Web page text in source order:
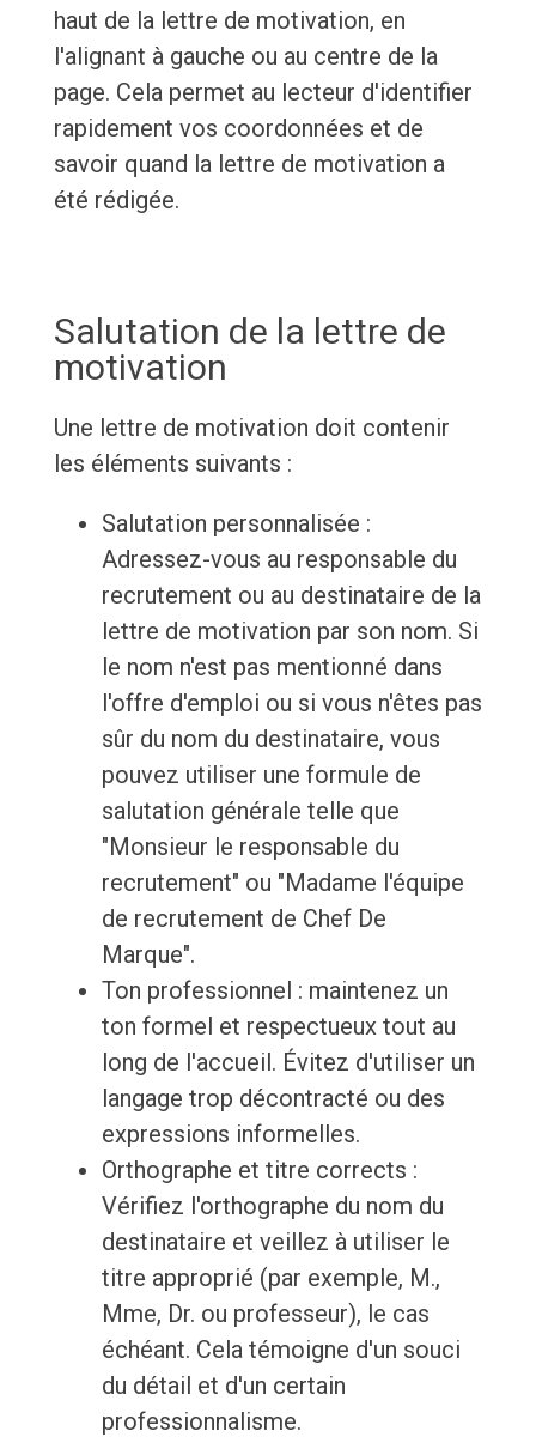
haut de la lettre de motivation, en
l'alignant à gauche ou au centre de la
page. Cela permet au lecteur d'identifier
rapidement vos coordonnées et de
savoir quand la lettre de motivation a
été rédigée.
Salutation de la lettre de
motivation
Une lettre de motivation doit contenir
les éléments suivants :
Salutation personnalisée :
Adressez-vous au responsable du
recrutement ou au destinataire de la
lettre de motivation par son nom. Si
le nom n'est pas mentionné dans
l'offre d'emploi ou si vous n'êtes pas
sûr du nom du destinataire, vous
pouvez utiliser une formule de
salutation générale telle que
"Monsieur le responsable du
recrutement" ou "Madame l'équipe
de recrutement de Chef De
Marque".
Ton professionnel : maintenez un
ton formel et respectueux tout au
long de l'accueil. Évitez d'utiliser un
langage trop décontracté ou des
expressions informelles.
Orthographe et titre corrects :
Vérifiez l'orthographe du nom du
destinataire et veillez à utiliser le
titre approprié (par exemple, M.,
Mme, Dr. ou professeur), le cas
échéant. Cela témoigne d'un souci
du détail et d'un certain
professionnalisme.